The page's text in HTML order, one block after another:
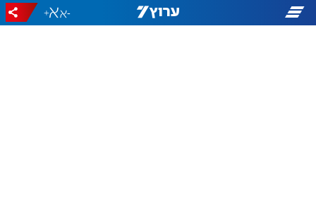
-
+